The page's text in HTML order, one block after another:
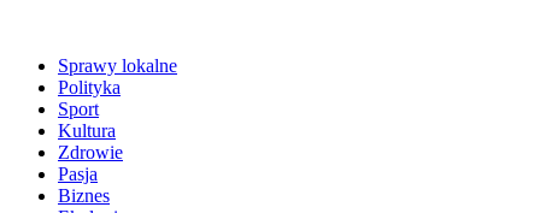
Sprawy lokalne
Polityka
Sport
Kultura
Zdrowie
Pasja
Biznes